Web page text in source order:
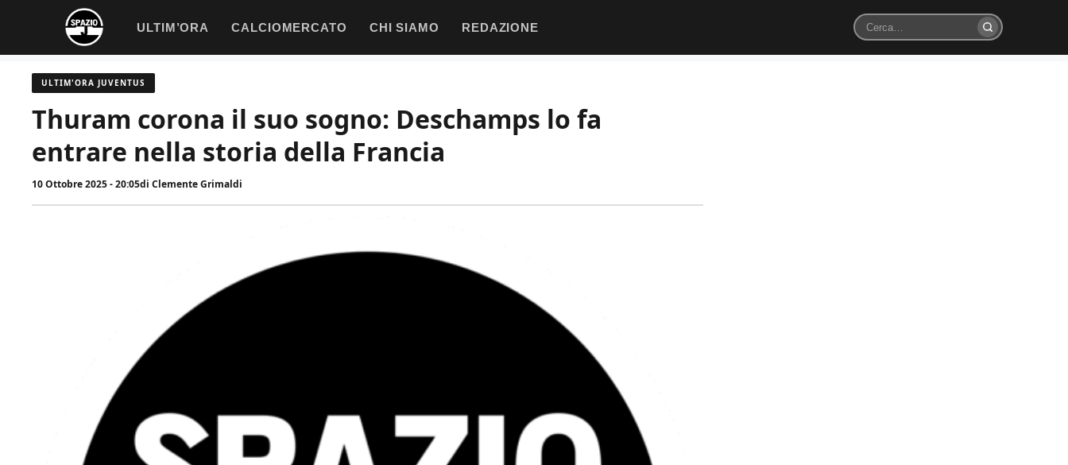
contenuto
ULTIM’ORA CALCIOMERCATO CHI SIAMO REDAZIONE
Cerca
ULTIM'ORA JUVENTUS
Thuram corona il suo sogno: Deschamps lo fa
entrare nella storia della Francia
10 Ottobre 2025 - 20:05di Clemente Grimaldi